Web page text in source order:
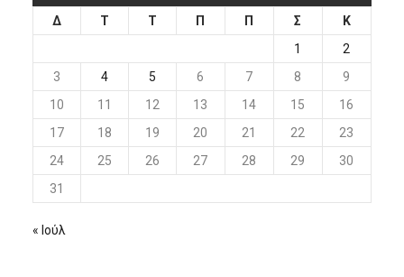
Δ
Τ Τ Π Π Σ
Κ
1
2
3
4 5 6 7 8
9
10
11 12 13 14 15
16
17
18 19 20 21 22
23
24
25 26 27 28 29
30
31
« Ιούλ